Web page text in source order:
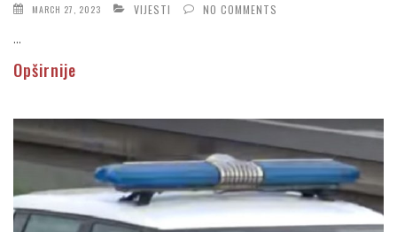
MARCH 27, 2023 VIJESTI NO COMMENTS
...
Opširnije